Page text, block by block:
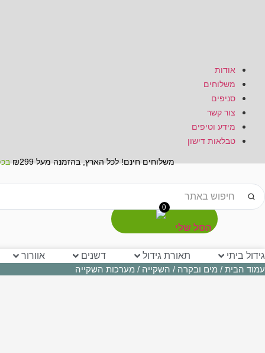
אודות
משלוחים
סניפים
צור קשר
מידע וטיפים
טבלאות דישון
משלוחים חינם! לכל הארץ, בהזמנה מעל ₪299
Search
...
0
הסל שלי
גידול ביתי תאורת גידול דשנים
אוורור
עמוד הבית / מים ובקרה / השקייה / מערכות השקייה